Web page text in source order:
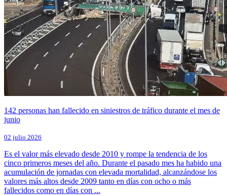
142 personas han fallecido en siniestros de tráfico durante el mes de
junio
02 julio 2026
Es el valor más elevado desde 2010 y rompe la tendencia de los
cinco primeros meses del año. Durante el pasado mes ha habido una
acumulación de jornadas con elevada mortalidad, alcanzándose los
valores más altos desde 2009 tanto en días con ocho o más
fallecidos como en días con ...